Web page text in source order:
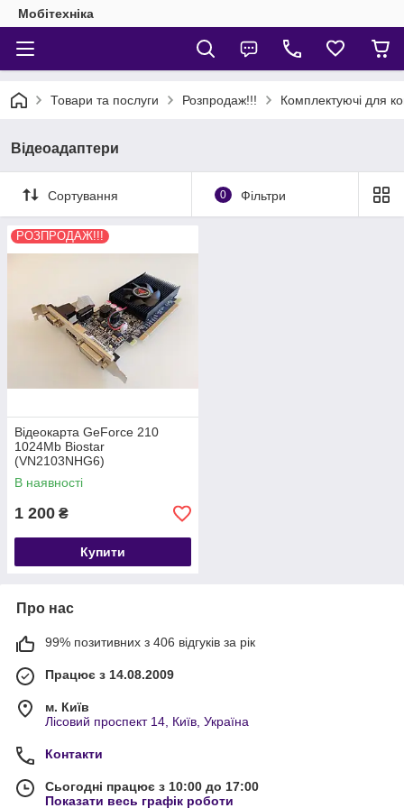
Мобітехніка
Товари та послуги Розпродаж!!! Комплектуючі для
Відеоадаптери
Сортування 0 Фільтри
РОЗПРОДАЖ!!!
Відеокарта GeForce 210
1024Mb Biostar
(VN2103NHG6)
В наявності
1 200 ₴
Купити
Про нас
99% позитивних з 406 відгуків за рік
Працює з 14.08.2009
м. Київ
Лісовий проспект 14, Київ, Україна
Контакти
Сьогодні працює з 10:00 до 17:00
Показати весь графік роботи